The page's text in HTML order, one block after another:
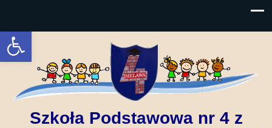
Open toolbar
Szkoła Podstawowa nr 4 z